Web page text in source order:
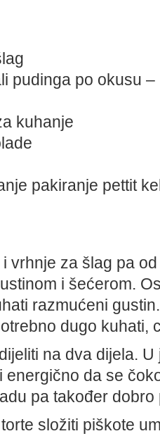
pudinga po okusu
kuhanje
pakiranje pettit
vrhnje za šlag pa
i šećerom.
razmućeni
dugo kuhati,
na dva dijela.
energično da se
pa također dobro
složiti piškote